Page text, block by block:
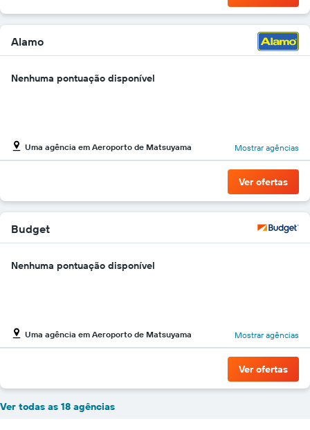
Alamo
Nenhuma pontuação disponível
Uma agência em Aeroporto de Matsuyama Mostrar agências
Ver ofertas
Budget
Nenhuma pontuação disponível
Uma agência em Aeroporto de Matsuyama Mostrar agências
Ver ofertas
Ver todas as 18 agências